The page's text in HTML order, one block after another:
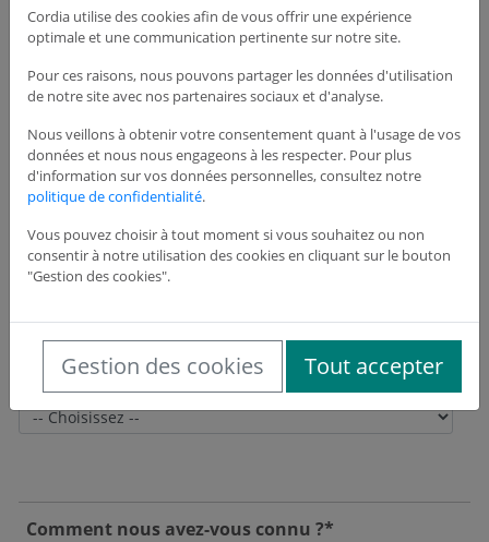
Adresse du siège de l'entreprise
Adresse *
Adresse suite
Comment nous avez-vous connu ?*
Cordia utilise des cookies afin de vous offrir une expérience
optimale et une communication pertinente sur notre site.
Pour ces raisons, nous pouvons partager les données d'utilisation
de notre site avec nos partenaires sociaux et d'analyse.
Nous veillons à obtenir votre consentement quant à l'usage de vos
données et nous nous engageons à les respecter. Pour plus
d'information sur vos données personnelles, consultez notre
politique de confidentialité.
Vous pouvez choisir à tout moment si vous souhaitez ou non
consentir à notre utilisation des cookies en cliquant sur le bouton
"Gestion des cookies".
Gestion des cookies Tout accepter